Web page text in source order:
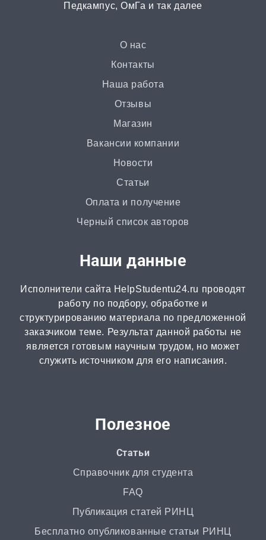
от 3 часов | от 500 ₽
от 3 часов | от 500 ₽
от 2 часов | от 500 ₽
от 3 часов | от 500 ₽
от 2 часов | от 300 ₽
Рецензия
от 2 часов | от 500 ₽
Монография
2 часа | от 1000 ₽
от 3 дней | от 5000 ₽
от 1 дня | от 700 ₽
Маркетинговое исследование
от 4 часов | от 500 ₽
Педкампус, ОмГа и так далее
О нас
Контакты
Наша работа
Отзывы
Магазин
Вакансии компании
Новости
Статьи
Оплата и получение
Черный список авторов
Наши данные
Исполнители сайта HelpStudentu24.ru проводят
работу по подбору, обработке и
структурированию материала по предложенной
заказчиком теме. Результат данной работы не
является готовым научным трудом, но может
служить источником для его написания.
Полезное
Статьи
Справочник для студента
FAQ
Публикация статей РИНЦ
Бесплатно опубликованные статьи РИНЦ